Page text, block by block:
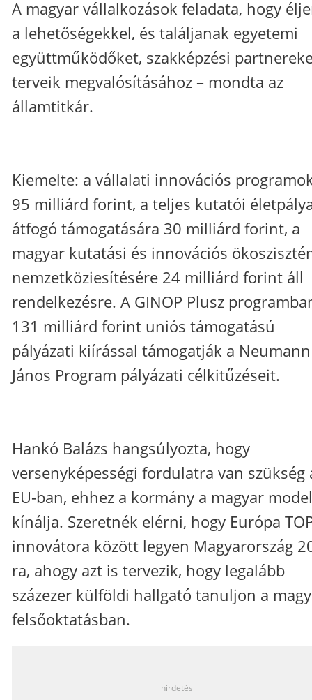
A magyar vállalkozások feladata, hogy
a lehetőségekkel, és találjanak egyetemi
együttműködőket, szakképzési
terveik megvalósításához – mondta az
államtitkár.
Kiemelte: a vállalati innovációs
95 milliárd forint, a teljes kutatói
átfogó támogatására 30 milliárd forint, a
magyar kutatási és innovációs
nemzetköziesítésére 24 milliárd forint áll
rendelkezésre. A GINOP Plusz
131 milliárd forint uniós támogatású
pályázati kiírással támogatják a Neumann
János Program pályázati célkitűzéseit.
Hankó Balázs hangsúlyozta, hogy
versenyképességi fordulatra van szükség
EU-ban, ehhez a kormány a magyar
kínálja. Szeretnék elérni, hogy Európa
innovátora között legyen Magyarország
ra, ahogy azt is tervezik, hogy legalább
százezer külföldi hallgató tanuljon a
felsőoktatásban.
hirdetés